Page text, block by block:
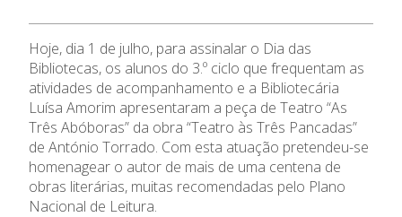
O Colégio
Instalações
Ofertas de emprego
Regulamentos
Jornal “O Coreto”
Privacidade
Oferta Formativa
Atividades de Interrupção
Letiva
Academia de Línguas
Ensino Profissional
Termalismo
Curso de Técnico/a de Apoio
à Família e à Comunidade
Ofertas de Emprego
de Educação
SIGE
Secretariado de Exames
Hoje, dia 1 de julho, para assinalar o Dia das
Bibliotecas, os alunos do 3.º ciclo que frequentam as
atividades de acompanhamento e a Bibliotecária
Luísa Amorim apresentaram a peça de Teatro “As
Três Abóboras” da obra “Teatro às Três Pancadas”
de António Torrado. Com esta atuação pretendeu-se
homenagear o autor de mais de uma centena de
obras literárias, muitas recomendadas pelo Plano
Nacional de Leitura.